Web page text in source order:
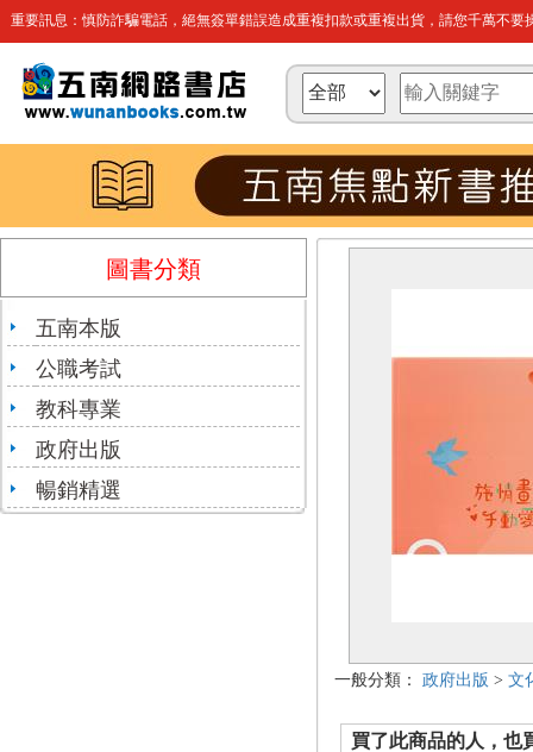
重要訊息：慎防詐騙電話，絕無簽單錯誤造成重複扣款或重複出貨，請您千萬不要
圖書分類
五南本版
公職考試
教科專業
政府出版
暢銷精選
一般分類： 政府出版 > 文
買了此商品的人，也